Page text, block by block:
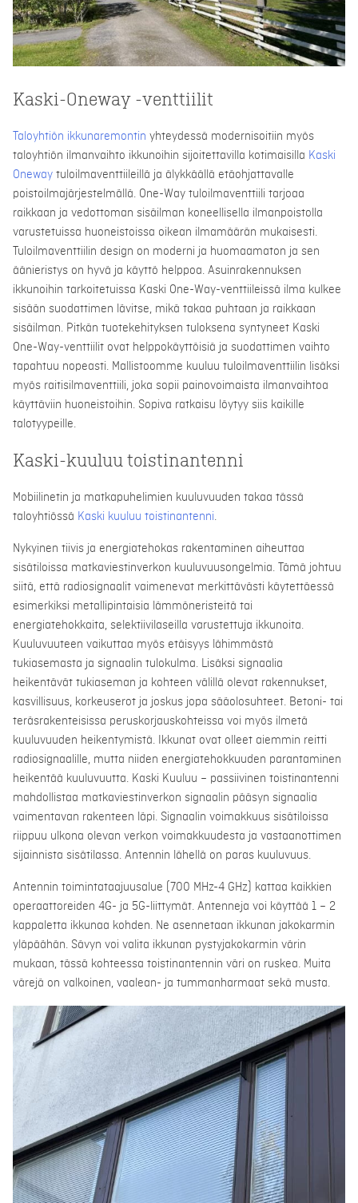
Kaski-Oneway -venttiilit
Taloyhtiön ikkunaremontin yhteydessä modernisoitiin myös
taloyhtiön ilmanvaihto ikkunoihin sijoitettavilla kotimaisilla Kaski
Oneway tuloilmaventtiileillä ja älykkäällä etäohjattavalle
poistoilmajärjestelmällä. One-Way tuloilmaventtiili tarjoaa
raikkaan ja vedottoman sisäilman koneellisella ilmanpoistolla
varustetuissa huoneistoissa oikean ilmamäärän mukaisesti.
Tuloilmaventtiilin design on moderni ja huomaamaton ja sen
äänieristys on hyvä ja käyttö helppoa. Asuinrakennuksen
ikkunoihin tarkoitetuissa Kaski One-Way-venttiileissä ilma kulkee
sisään suodattimen lävitse, mikä takaa puhtaan ja raikkaan
sisäilman. Pitkän tuotekehityksen tuloksena syntyneet Kaski
One-Way-venttiilit ovat helppokäyttöisiä ja suodattimen vaihto
tapahtuu nopeasti. Mallistoomme kuuluu tuloilmaventtiilin lisäksi
myös raitisilmaventtiili, joka sopii painovoimaista ilmanvaihtoa
käyttäviin huoneistoihin. Sopiva ratkaisu löytyy siis kaikille
talotyypeille.
Kaski-kuuluu toistinantenni
Mobiilinetin ja matkapuhelimien kuuluvuuden takaa tässä
taloyhtiössä Kaski kuuluu toistinantenni.
Nykyinen tiivis ja energiatehokas rakentaminen aiheuttaa
sisätiloissa matkaviestinverkon kuuluvuusongelmia. Tämä johtuu
siitä, että radiosignaalit vaimenevat merkittävästi käytettäessä
esimerkiksi metallipintaisia lämmöneristeitä tai
energiatehokkaita, selektiivilaseilla varustettuja ikkunoita.
Kuuluvuuteen vaikuttaa myös etäisyys lähimmästä
tukiasemasta ja signaalin tulokulma. Lisäksi signaalia
heikentävät tukiaseman ja kohteen välillä olevat rakennukset,
kasvillisuus, korkeuserot ja joskus jopa sääolosuhteet. Betoni- tai
teräsrakenteisissa peruskorjauskohteissa voi myös ilmetä
kuuluvuuden heikentymistä. Ikkunat ovat olleet aiemmin reitti
radiosignaalille, mutta niiden energiatehokkuuden parantaminen
heikentää kuuluvuutta. Kaski Kuuluu – passiivinen toistinantenni
mahdollistaa matkaviestinverkon signaalin pääsyn signaalia
vaimentavan rakenteen läpi. Signaalin voimakkuus sisätiloissa
riippuu ulkona olevan verkon voimakkuudesta ja vastaanottimen
sijainnista sisätilassa. Antennin lähellä on paras kuuluvuus.
Antennin toimintataajuusalue (700 MHz-4 GHz) kattaa kaikkien
operaattoreiden 4G- ja 5G-liittymät. Antenneja voi käyttää 1 – 2
kappaletta ikkunaa kohden. Ne asennetaan ikkunan jakokarmin
yläpäähän. Sävyn voi valita ikkunan pystyjakokarmin värin
mukaan, tässä kohteessa toistinantennin väri on ruskea. Muita
värejä on valkoinen, vaalean- ja tummanharmaat sekä musta.